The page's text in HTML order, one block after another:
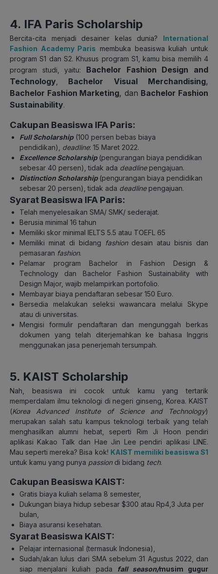
4. IFA Paris Scholarship
Bercita-cita menjadi desainer kelas dunia? International
Fashion Academy Paris membuka beasiswa kuliah untuk
program S1 dan S2. Khusus program S1, kamu bisa memilih 4
program studi, yaitu:
Bachelor Fashion Design and
Technology
Bachelor Visual Merchandising,
Bachelor Fashion Marketing, dan Bachelor Fashion
Sustainability.
Cakupan Beasiswa IFA Paris:
Full Scholarship(100 persen bebas biaya
pendidikan), deadline: 15 Maret 2022.
Excellence Scholarship (pengurangan biaya pendidikan
sebesar 40 persen), tidak ada deadlinepengajuan.
Distinction Scholarship (pengurangan biaya pendidikan
sebesar 20 persen), tidak ada deadlinepengajuan.
Syarat Beasiswa IFA Paris:
Telah menyelesaikan SMA/ SMK/ sederajat.
Berusia minimal 16 tahun
Memiliki skor minimal IELTS 5.5 atau TOEFL 65
Memiliki minat di bidang
fashiondesain atau bisnis dan
pemasaran fashion.
Pelamar program Bachelor in Fashion Design &
Technology dan Bachelor Fashion Sustainability with
Design Major, wajib melampirkan portofolio.
Membayar biaya pendaftaran sebesar 150 Euro.
Bersedia melakukan seleksi wawancara melalui Skype
atau di universitas.
Mengisi formulir pendaftaran dan mengunggah berkas
dokumen yang telah diterjemahkan ke bahasa Inggris
menggunakan jasa penerjemah tersumpah.
5. KAIST Scholarship
Nah, beasiswa ini cocok untuk kamu yang tertarik
memperdalam ilmu teknologi di negeri ginseng, Korea. KAIST
(Korea Advanced Institute of Science and Technology)
merupakan salah satu kampus teknologi terbaik yang telah
menghasilkan alumni hebat, seperti Rim Ji Hoon pendiri
aplikasi Kakao Talk dan Hae Jin Lee pendiri aplikasi LINE.
Mau seperti mereka? Bisa kok! KAIST memiliki beasiswa S1
untuk kamu yang punya passiondi bidang tech.
Cakupan Beasiswa KAIST:
Gratis biaya kuliah selama 8 semester,
Dukungan biaya hidup sebesar $300 atau Rp4,3 Juta per
bulan,
Biaya asuransi kesehatan.
Syarat Beasiswa KAIST:
Pelajar internasional (termasuk Indonesia),
Sudah/akan lulus dari SMA sebelum 31 Agustus 2022, dan
siap menjalani kuliah pada
fall season/musim gugur